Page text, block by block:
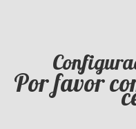
Por favor